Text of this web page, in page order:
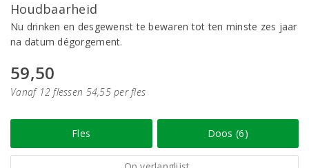
Houdbaarheid
Nu drinken en desgewenst te bewaren tot ten minste zes jaar
na datum dégorgement.
59,50
Vanaf 12 flessen 54,55 per fles
Fles Doos (6)